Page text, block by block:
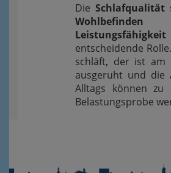
Die Schlafqualität
Leistungsfähigkeit
entscheidende
schläft, der ist am
ausgeruht und die
Alltags können zu
Belastungsprobe